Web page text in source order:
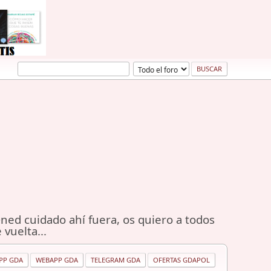
cuidado ahí fuera, os quiero a todos
vuelta...
GDA WEBAPP GDA TELEGRAM GDA OFERTAS GDAPOL